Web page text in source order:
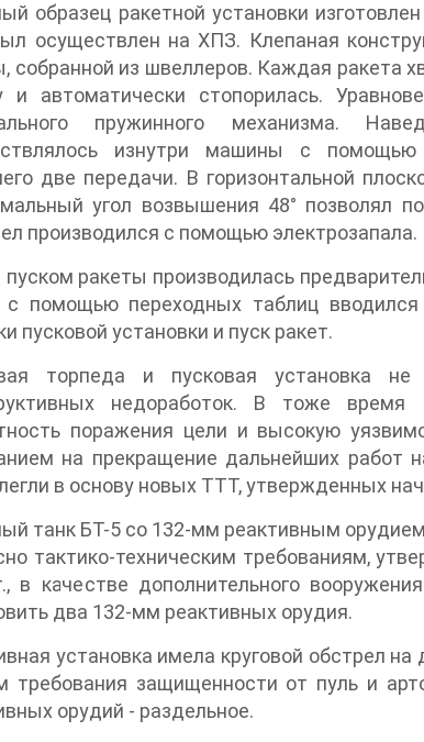
образец ракетной установки
осуществлен на ХПЗ. Клепаная
собранной из швеллеров. Каждая ракета
и автоматически стопорилась.
пружинного механизма.
изнутри машины с помощью
две передачи. В горизонтальной
угол возвышения 48° позволял
производился с помощью электрозапала.
ракеты производилась
с помощью переходных таблиц
пусковой установки и пуск ракет.
торпеда и пусковая установка
недоработок. В тоже
поражения цели и высокую
на прекращение дальнейших работ
в основу новых ТТТ, утвержденных
танк БТ-5 со 132-мм реактивным орудием
тактико-техническим требованиям,
в качестве дополнительного
два 132-мм реактивных орудия.
установка имела круговой обстрел
требования защищенности от пуль и
орудий - раздельное.